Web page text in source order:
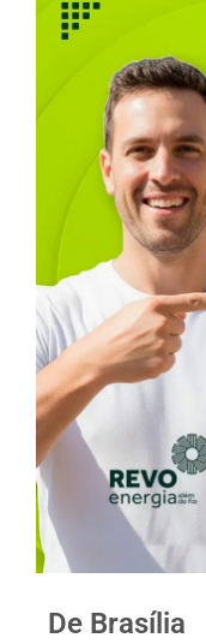
De Brasília